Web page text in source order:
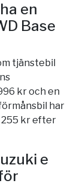
en
Base
tjänstebil
kr och en
har
255 kr efter
e